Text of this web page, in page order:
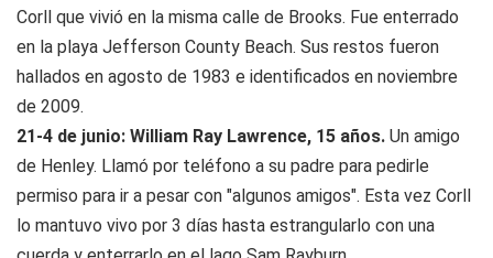
Corll que vivió en la misma calle de Brooks. Fue enterrado
en la playa Jefferson County Beach. Sus restos fueron
hallados en agosto de 1983 e identificados en noviembre
de 2009.
21-4 de junio: William Ray Lawrence, 15 años. Un amigo
de Henley. Llamó por teléfono a su padre para pedirle
permiso para ir a pesar con "algunos amigos". Esta vez Corll
lo mantuvo vivo por 3 días hasta estrangularlo con una